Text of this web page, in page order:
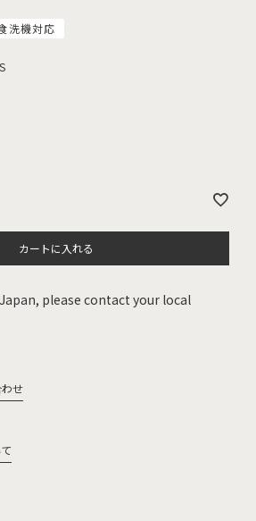
洗機対応
カートに入れる
please contact your local
せ